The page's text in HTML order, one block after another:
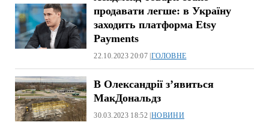
продавати легше: в Україну
заходить платформа Etsy
Payments
22.10.2023 20:07 | ГОЛОВНЕ
В Олександрії з’явиться
МакДональдз
30.03.2023 18:52 |НОВИНИ